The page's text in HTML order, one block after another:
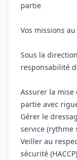
partie
Vos missions
Sous la
responsabilité
Assurer la
partie avec
Gérer le
service
Veiller au
sécurité